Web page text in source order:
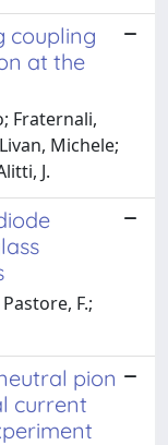
coupling
at the
Fraternali,
Michele;
J.
F.;
pion
current